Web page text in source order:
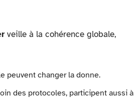
veille à la cohérence globale,
peuvent changer la donne.
des protocoles, participent aussi à